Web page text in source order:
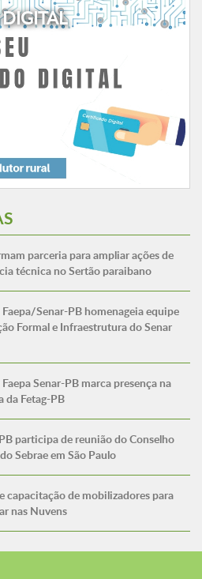
parceria para ampliar ações de
técnica no Sertão paraibano
Senar-PB homenageia equipe
Formal e Infraestrutura do Senar
Senar-PB marca presença na
da Fetag-PB
participa de reunião do Conselho
Sebrae em São Paulo
capacitação de mobilizadores para
nas Nuvens